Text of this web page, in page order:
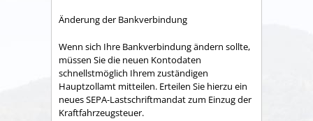
Änderung der Bankverbindung
Wenn sich Ihre Bankverbindung ändern sollte,
müssen Sie die neuen Kontodaten
schnellstmöglich Ihrem zuständigen
Hauptzollamt mitteilen. Erteilen Sie hierzu ein
neues SEPA-Lastschriftmandat zum Einzug der
Kraftfahrzeugsteuer.